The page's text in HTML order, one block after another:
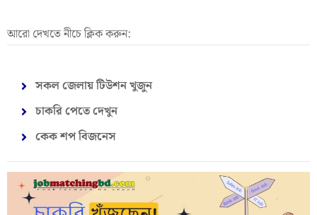
আরো দেখতে নীচে ক্লিক করুন:
সকল জেলায় টিউশন খুজুন
চাকরি পেতে দেখুন
কেক শপ বিজনেস